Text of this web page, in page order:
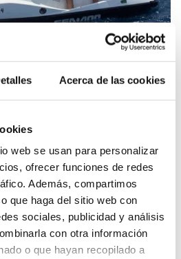
Acerca de las cookies
web se usan para personalizar
ofrecer funciones de redes
Además, compartimos
que haga del sitio web con
sociales, publicidad y análisis
con otra información
o que hayan recopilado a